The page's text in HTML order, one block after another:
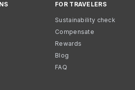
FOR TRAVELERS
Sustainability check
Compensate
Rewards
Blog
FAQ